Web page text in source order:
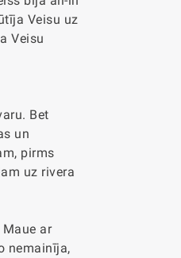
Veisu uz
Veisu
Bet
un
pirms
uz rivera
ar
nemainīja,